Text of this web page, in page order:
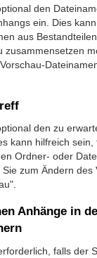
den
ein. Dies
aus
zusammensetzen
den zu
kann hilfreich
Ordner- oder
zum Ändern des
Anhänge in
falls der